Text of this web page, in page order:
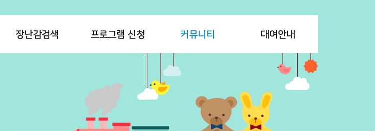
장난감검색 프로그램 신청 커뮤니티 대여안내